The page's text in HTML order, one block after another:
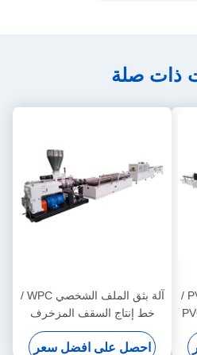
ذات صلة
آلة بثق الملف الشخصي PVC /
آلة بثق الملف الشخصي WPC /
خط إنتاج السقف المزخرف
WPC
احصل على افضل سعر